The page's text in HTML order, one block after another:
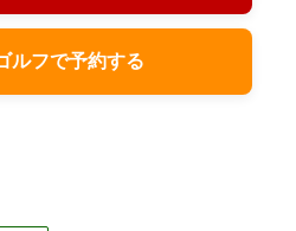
ルフで予約する